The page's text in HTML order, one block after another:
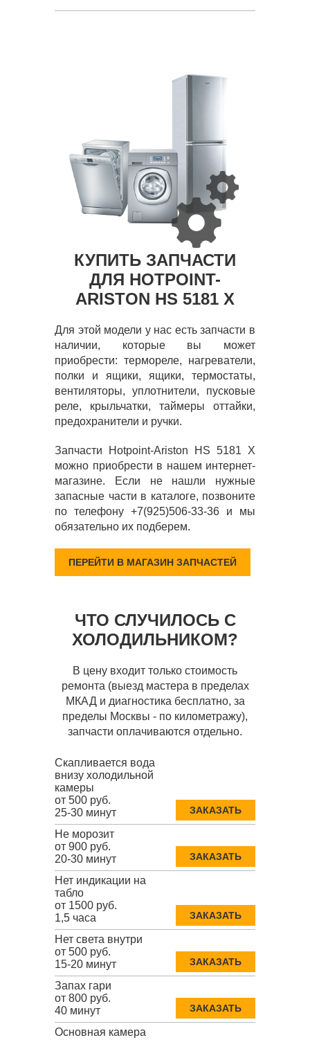
КУПИТЬ ЗАПЧАСТИ
ДЛЯ HOTPOINT-
ARISTON HS 5181 X
Для этой модели у нас есть запчасти в
наличии, которые вы может
приобрести: термореле, нагреватели,
полки и ящики, ящики, термостаты,
вентиляторы, уплотнители, пусковые
реле, крыльчатки, таймеры оттайки,
предохранители и ручки.
Запчасти Hotpoint-Ariston HS 5181 X
можно приобрести в нашем интернет-
магазине. Если не нашли нужные
запасные части в каталоге, позвоните
по телефону +7(925)506-33-36 и мы
обязательно их подберем.
ПЕРЕЙТИ В МАГАЗИН ЗАПЧАСТЕЙ
ЧТО СЛУЧИЛОСЬ С
ХОЛОДИЛЬНИКОМ?
В цену входит только стоимость
ремонта (выезд мастера в пределах
МКАД и диагностика бесплатно, за
пределы Москвы - по километражу),
запчасти оплачиваются отдельно.
Скапливается вода
внизу холодильной
камеры
от 500 руб.
25-30 минут
ЗАКАЗАТЬ
Не морозит
от 900 руб.
20-30 минут
ЗАКАЗАТЬ
Нет индикации на
табло
от 1500 руб.
1,5 часа
ЗАКАЗАТЬ
Нет света внутри
от 500 руб.
15-20 минут
ЗАКАЗАТЬ
Запах гари
от 800 руб.
40 минут
ЗАКАЗАТЬ
Основная камера